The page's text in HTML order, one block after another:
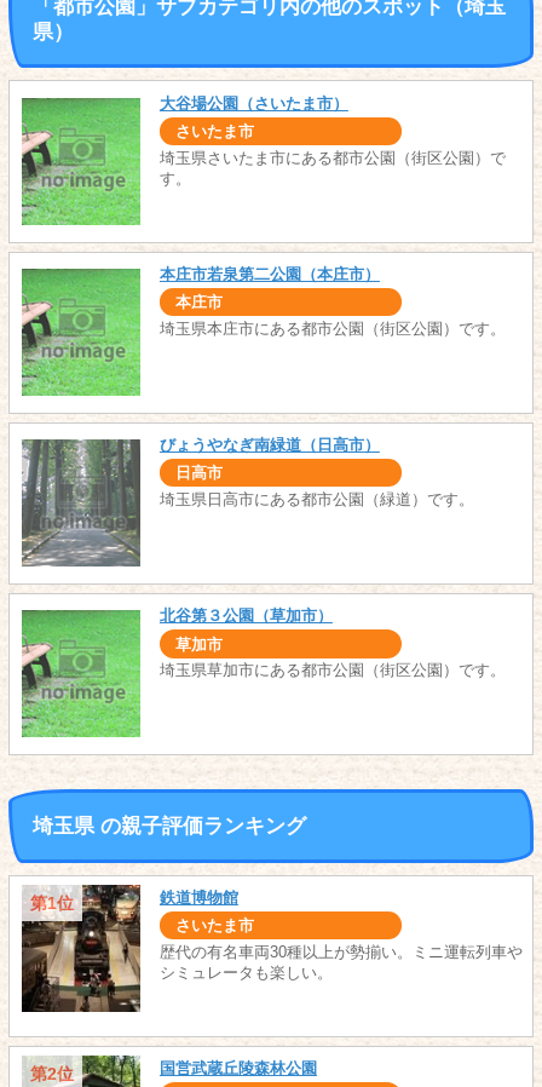
「都市公園」サブカテゴリ内の他のスポット（埼玉
県）
大谷場公園（さいたま市）
さいたま市
埼玉県さいたま市にある都市公園（街区公園）で
す。
本庄市若泉第二公園（本庄市）
本庄市
埼玉県本庄市にある都市公園（街区公園）です。
びょうやなぎ南緑道（日高市）
日高市
埼玉県日高市にある都市公園（緑道）です。
北谷第３公園（草加市）
草加市
埼玉県草加市にある都市公園（街区公園）です。
埼玉県 の親子評価ランキング
第1位 鉄道博物館
さいたま市
歴代の有名車両30種以上が勢揃い。ミニ運転列車や
シミュレータも楽しい。
第2位 国営武蔵丘陵森林公園